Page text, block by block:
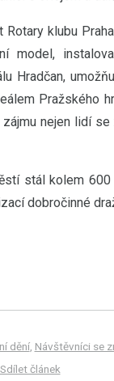
klubu
model,
Hradčan,
Pražského
nejen lidí
stál kolem
dobročinné
dění, Návštěvníci se
Sdílet článek